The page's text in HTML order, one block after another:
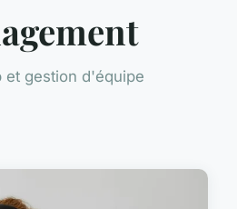
et gestion d'équipe